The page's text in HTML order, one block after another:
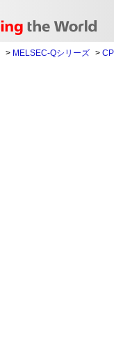
> MELSEC-Qシリーズ >